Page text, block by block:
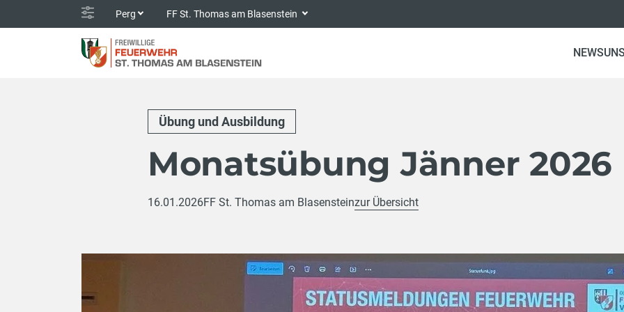
Perg FF St. Thomas am Blasenstein
NEWS
Übung und Ausbildung
Monatsübung Jänner 2026
16.01.2026FF St. Thomas am Blasensteinzur Übersicht